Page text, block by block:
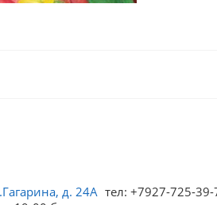
д. 24А тел: +7927-725-39-